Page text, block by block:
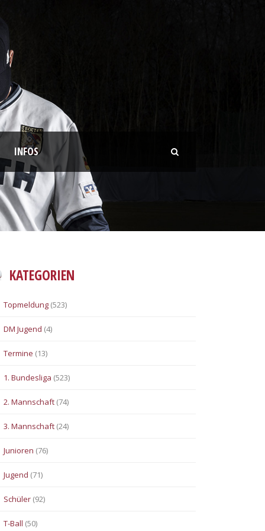
INFOS
KATEGORIEN
Topmeldung (523)
DM Jugend (4)
Termine (13)
1. Bundesliga (523)
2. Mannschaft (74)
3. Mannschaft (24)
Junioren (76)
Jugend (71)
Schüler (92)
T-Ball (50)